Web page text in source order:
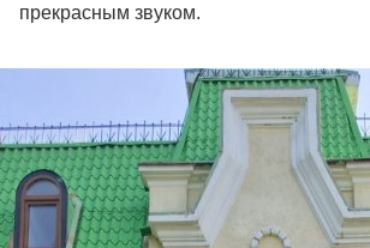
прекрасным звуком.